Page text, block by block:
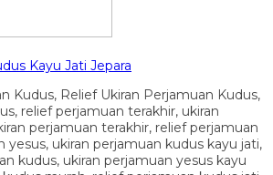
Kayu Jati Jepara
Kudus, Relief Ukiran Perjamuan Kudus,
relief perjamuan terakhir, ukiran
perjamuan terakhir, relief perjamuan
yesus, ukiran perjamuan kudus kayu jati,
kudus, ukiran perjamuan yesus kayu